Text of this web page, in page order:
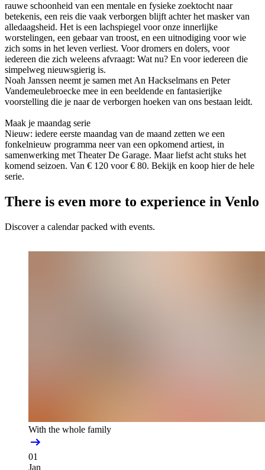
rauwe schoonheid van een mentale en fysieke zoektocht naar
betekenis, een reis die vaak verborgen blijft achter het masker van
alledaagsheid. Het is een lachspiegel voor onze innerlijke
worstelingen, een gebaar van troost, en een uitnodiging voor wie
zich soms in het leven verliest. Voor dromers en dolers, voor
iedereen die zich weleens afvraagt: Wat nu? En voor iedereen die
simpelweg nieuwsgierig is.
Noah Janssen neemt je samen met An Hackselmans en Peter
Vandemeulebroecke mee in een beeldende en fantasierijke
voorstelling die je naar de verborgen hoeken van ons bestaan leidt.
Maak je maandag serie
Nieuw: iedere eerste maandag van de maand zetten we een
fonkelnieuw programma neer van een opkomend artiest, in
samenwerking met Theater De Garage. Maar liefst acht stuks het
komend seizoen. Van € 120 voor € 80. Bekijk en koop hier de hele
serie.
There is even more to experience in Venlo
Discover a calendar packed with events.
With the whole family
01
Jan